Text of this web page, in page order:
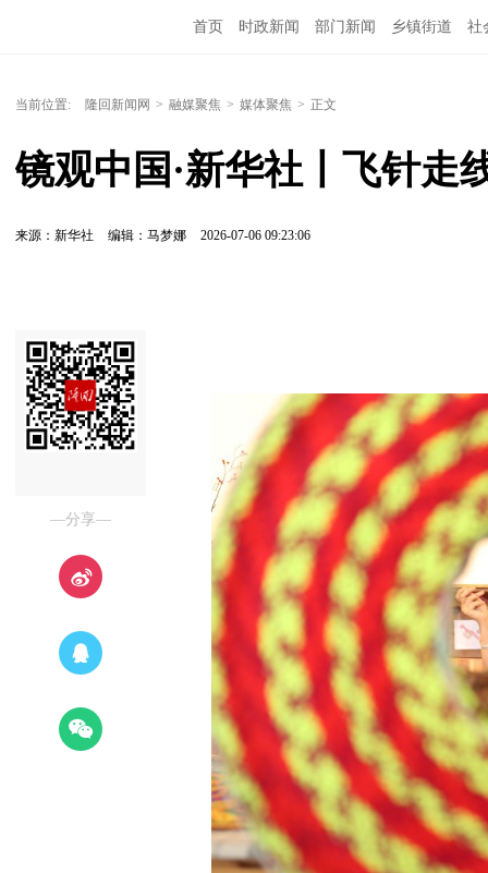
首页 时政新闻 部门新闻 乡镇街道 社
当前位置: 隆回新闻网 > 融媒聚焦 > 媒体聚焦 > 正文
镜观中国·新华社丨飞针走
来源：新华社 编辑：马梦娜 2026-07-06 09:23:06
—分享—